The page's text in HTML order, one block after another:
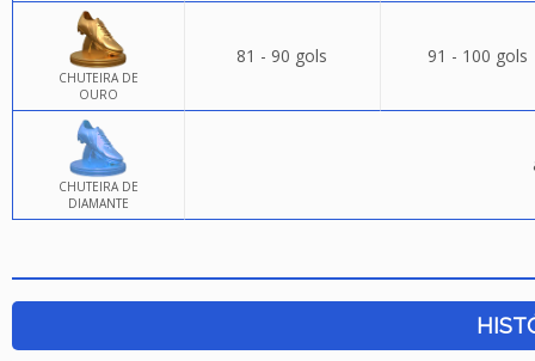
CHUTEIRA DE
OURO
81 - 90 gols 91 - 100 gols
CHUTEIRA DE
DIAMANTE